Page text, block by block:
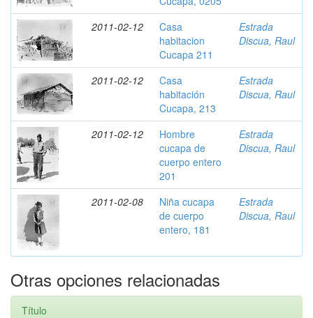
2011-02-12
Casa
habitacion
Cucapa 211
Estrada
Discua, Raul
2011-02-12
Casa
habitación
Cucapa, 213
Estrada
Discua, Raul
2011-02-12
Hombre
cucapa de
cuerpo entero
201
Estrada
Discua, Raul
2011-02-08
Niña cucapa
de cuerpo
entero, 181
Estrada
Discua, Raul
Otras opciones relacionadas
Título